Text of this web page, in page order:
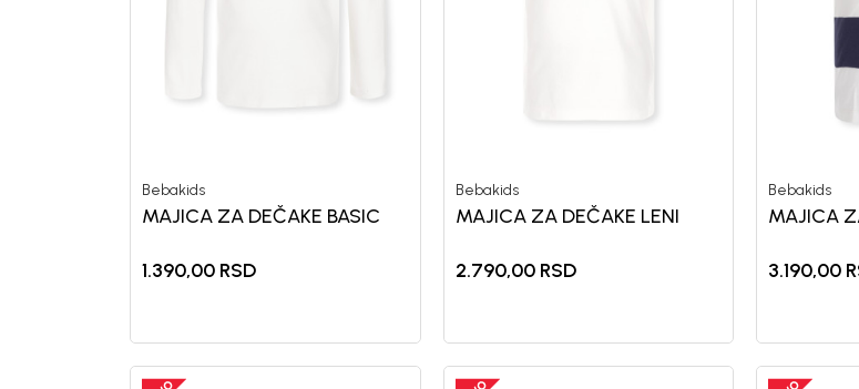
Bebakids
MAJICA ZA DEČAKE BASIC
1.390,00 RSD
Bebakids
MAJICA ZA DEČAKE LENI
2.790,00 RSD
Bebakids
MAJICA
3.190,00
Generacije rastu uz BebaKids – brend kome roditelji već
Unesi svoju imejl